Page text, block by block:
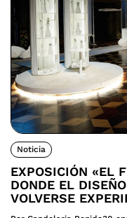
Noticia
EXPOSICIÓN «EL
DONDE EL
VOLVERSE